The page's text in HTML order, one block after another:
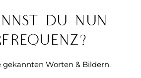
Du nun
Worten & Bildern.